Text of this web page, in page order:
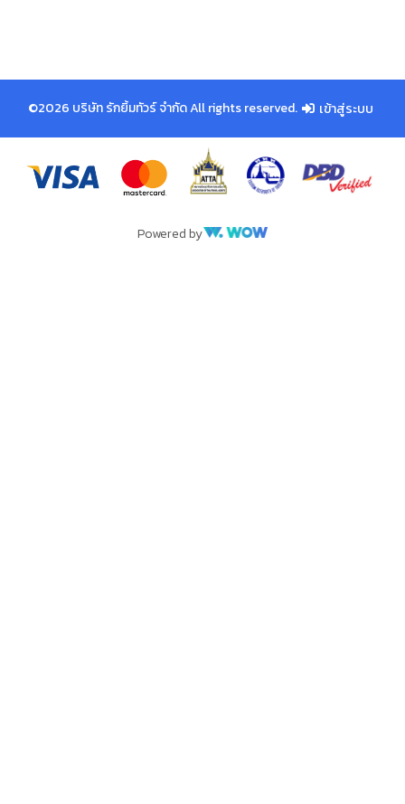
©2026 บริษัท รักยิ้มทัวร์ จำกัด All rights reserved. เข้าสู่ระบบ
Powered by